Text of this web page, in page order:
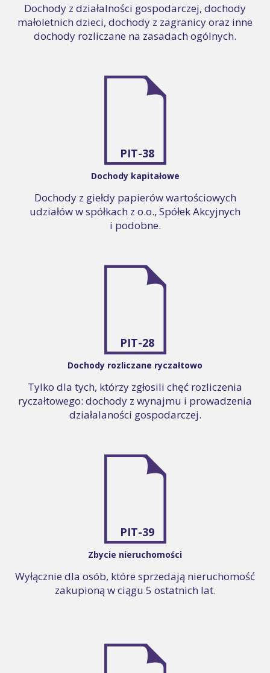
Dochody z działalności gospodarczej, dochody
małoletnich dzieci, dochody z zagranicy oraz inne
dochody rozliczane na zasadach ogólnych.
PIT-38
Dochody kapitałowe
Dochody z giełdy papierów wartościowych
udziałów w spółkach z o.o., Spółek Akcyjnych
i podobne.
PIT-28
Dochody rozliczane ryczałtowo
Tylko dla tych, którzy zgłosili chęć rozliczenia
ryczałtowego: dochody z wynajmu i prowadzenia
działalaności gospodarczej.
PIT-39
Zbycie nieruchomości
Wyłącznie dla osób, które sprzedają nieruchomość
zakupioną w ciągu 5 ostatnich lat.